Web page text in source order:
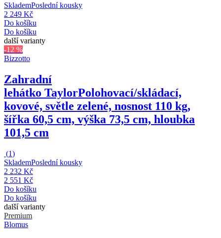
SklademPoslední kousky
2 249 Kč
Do košíku
Do košíku
další varianty
-12 %
Bizzotto
Zahradní
lehátko TaylorPolohovací/skládací,
kovové, světle zelené, nosnost 110 kg,
šířka 60,5 cm, výška 73,5 cm, hloubka
101,5 cm
(1)
SklademPoslední kousky
2 232 Kč
2 551 Kč
Do košíku
Do košíku
další varianty
Premium
Blomus